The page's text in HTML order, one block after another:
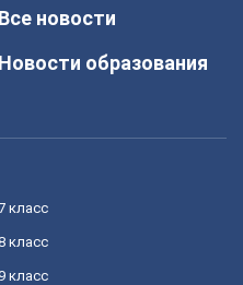
Все новости
Новости образования
класс
класс
класс